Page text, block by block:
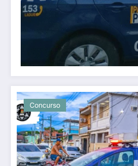
Concurso